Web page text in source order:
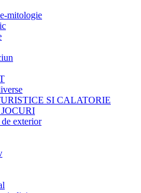
mitologie
SI CALATORIE
exterior